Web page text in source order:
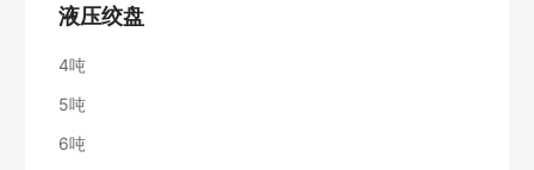
液压绞盘
4吨
5吨
6吨